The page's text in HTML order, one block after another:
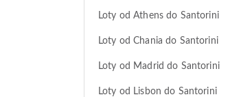
Loty od Athens do Santorini
Loty od Chania do Santorini
Loty od Madrid do Santorini
Loty od Lisbon do Santorini